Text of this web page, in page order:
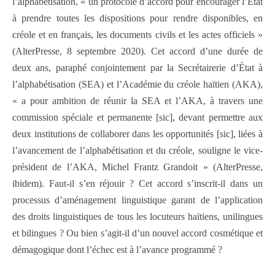
à prendre toutes les dispositions pour rendre disponibles, en
créole et en français, les documents civils et les actes officiels »
(AlterPresse, 8 septembre 2020). Cet accord d’une durée de
deux ans, paraphé conjointement par la Secrétairerie d’État à
l’alphabétisation (SEA) et l’Académie du créole haïtien (AKA),
« a pour ambition de réunir la SEA et l’AKA, à travers une
commission spéciale et permanente [sic], devant permettre aux
deux institutions de collaborer dans les opportunités [sic], liées à
l’avancement de l’alphabétisation et du créole, souligne le vice-
président de l’AKA, Michel Frantz Grandoit » (AlterPresse,
ibidem). Faut-il s’en réjouir ? Cet accord s’inscrit-il dans un
processus d’aménagement linguistique garant de l’application
des droits linguistiques de tous les locuteurs haïtiens, unilingues
et bilingues ? Ou bien s’agit-il d’un nouvel accord cosmétique et
démagogique dont l’échec est à l’avance programmé ?